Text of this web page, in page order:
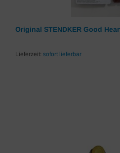
Original STENDKER Good
Lieferzeit: sofort lieferbar